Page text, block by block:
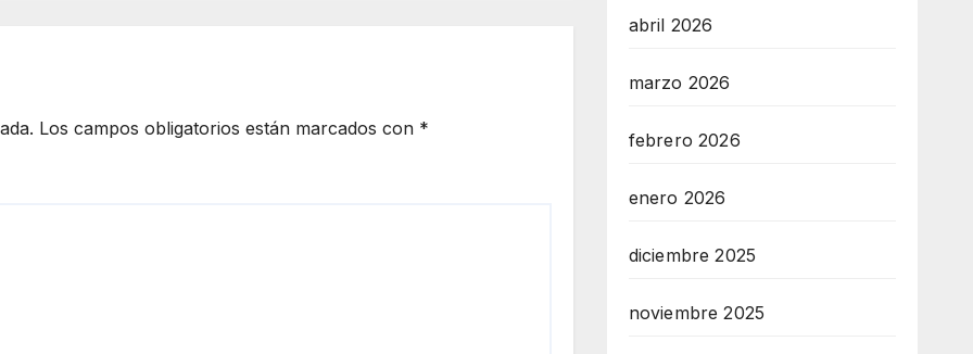
Los campos obligatorios están marcados con *
abril 2026
marzo 2026
febrero 2026
enero 2026
diciembre 2025
noviembre 2025